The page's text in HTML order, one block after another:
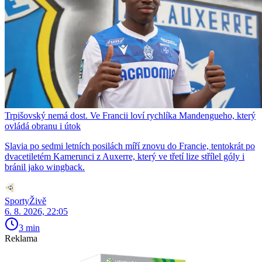
Trpišovský nemá dost. Ve Francii loví rychlíka Mandengueho, který
ovládá obranu i útok
Slavia po sedmi letních posilách míří znovu do Francie, tentokrát po
dvacetiletém Kamerunci z Auxerre, který ve třetí lize střílel góly i
bránil jako wingback.
SportyŽivě
6. 8. 2026, 22:05
3 min
Reklama